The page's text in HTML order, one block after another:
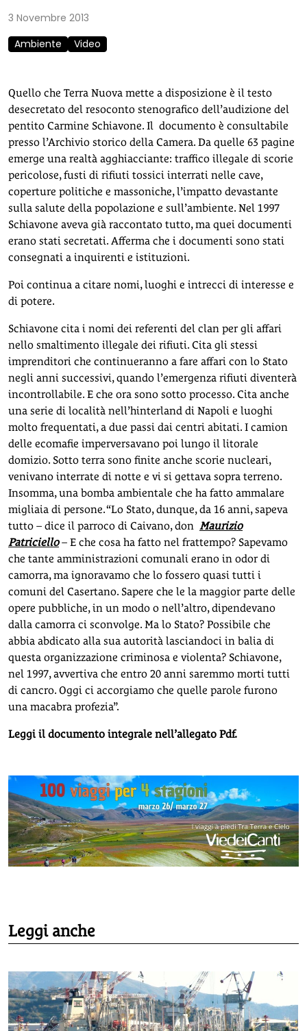
3 Novembre 2013
Ambiente
Video
Quello che Terra Nuova mette a disposizione è il testo
desecretato del resoconto stenografico dell’audizione del
pentito Carmine Schiavone. Il documento è consultabile
presso l’Archivio storico della Camera. Da quelle 63 pagine
emerge una realtà agghiacciante: traffico illegale di scorie
pericolose, fusti di rifiuti tossici interrati nelle cave,
coperture politiche e massoniche, l’impatto devastante
sulla salute della popolazione e sull’ambiente. Nel 1997
Schiavone aveva già raccontato tutto, ma quei documenti
erano stati secretati. Afferma che i documenti sono stati
consegnati a inquirenti e istituzioni.
Poi continua a citare nomi, luoghi e intrecci di interesse e
di potere.
Schiavone cita i nomi dei referenti del clan per gli affari
nello smaltimento illegale dei rifiuti. Cita gli stessi
imprenditori che continueranno a fare affari con lo Stato
negli anni successivi, quando l’emergenza rifiuti diventerà
incontrollabile. E che ora sono sotto processo. Cita anche
una serie di località nell’hinterland di Napoli e luoghi
molto frequentati, a due passi dai centri abitati. I camion
delle ecomafie imperversavano poi lungo il litorale
domizio. Sotto terra sono finite anche scorie nucleari,
venivano interrate di notte e vi si gettava sopra terreno.
Insomma, una bomba ambientale che ha fatto ammalare
migliaia di persone. “Lo Stato, dunque, da 16 anni, sapeva
tutto – dice il parroco di Caivano, don Maurizio
Patriciello– E che cosa ha fatto nel frattempo? Sapevamo
che tante amministrazioni comunali erano in odor di
camorra, ma ignoravamo che lo fossero quasi tutti i
comuni del Casertano. Sapere che le la maggior parte delle
opere pubbliche, in un modo o nell’altro, dipendevano
dalla camorra ci sconvolge. Ma lo Stato? Possibile che
abbia abdicato alla sua autorità lasciandoci in balia di
questa organizzazione criminosa e violenta? Schiavone,
nel 1997, avvertiva che entro 20 anni saremmo morti tutti
di cancro. Oggi ci accorgiamo che quelle parole furono
una macabra profezia”.
Leggi il documento integrale nell’allegato Pdf.
Leggi anche